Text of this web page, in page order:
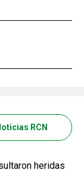
RCN
heridas